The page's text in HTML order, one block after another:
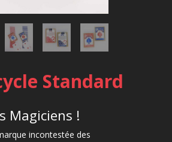
Standard
Magiciens !
incontestée des